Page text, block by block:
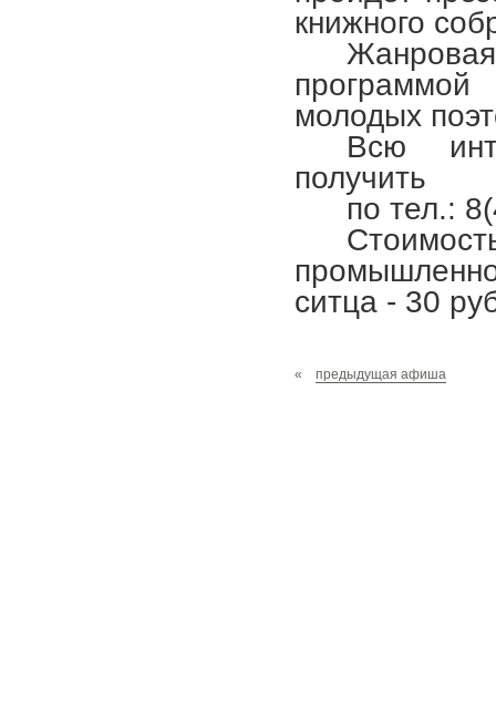
книжного
молодых
Всю
получить
по тел.:
ситца - 30
« предыдущая афиша